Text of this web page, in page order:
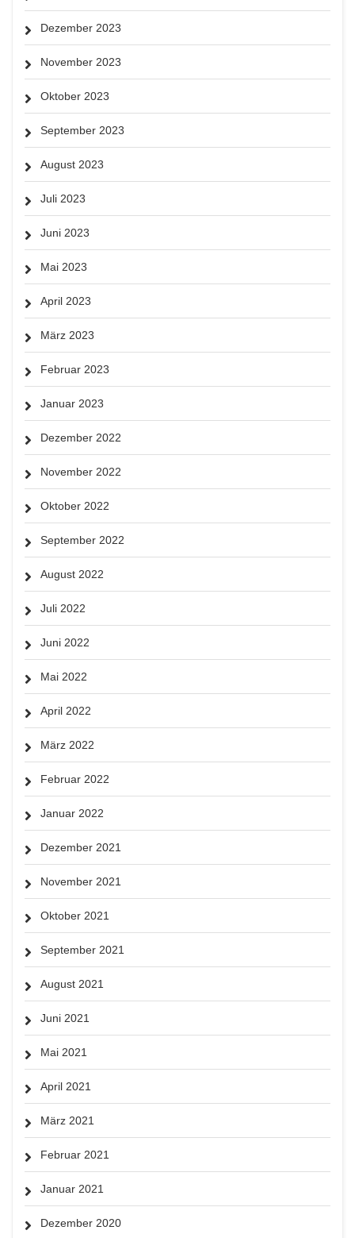
Dezember 2023
November 2023
Oktober 2023
September 2023
August 2023
Juli 2023
Juni 2023
Mai 2023
April 2023
März 2023
Februar 2023
Januar 2023
Dezember 2022
November 2022
Oktober 2022
September 2022
August 2022
Juli 2022
Juni 2022
Mai 2022
April 2022
März 2022
Februar 2022
Januar 2022
Dezember 2021
November 2021
Oktober 2021
September 2021
August 2021
Juni 2021
Mai 2021
April 2021
März 2021
Februar 2021
Januar 2021
Dezember 2020